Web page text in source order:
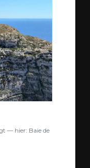
— hier: Baie de